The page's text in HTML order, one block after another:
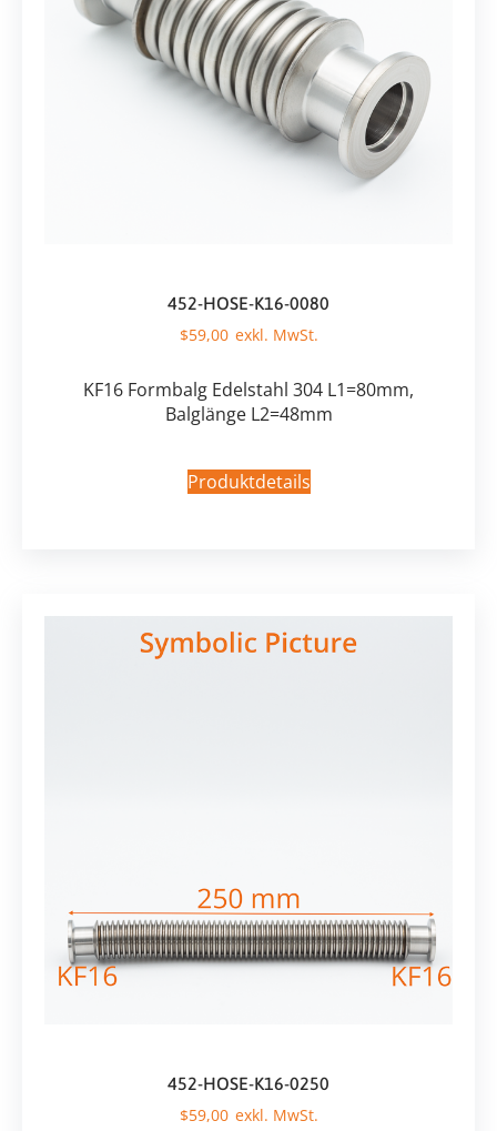
452-HOSE-K16-0080
$59,00
KF16 Formbalg Edelstahl 304 L1=80mm,
Balglänge L2=48mm
Produktdetails
452-HOSE-K16-0250
$59,00